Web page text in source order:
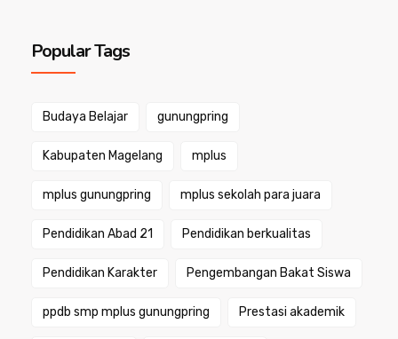
Popular Tags
Budaya Belajar gunungpring
Kabupaten Magelang mplus
mplus gunungpring mplus sekolah para juara
Pendidikan Abad 21 Pendidikan berkualitas
Pendidikan Karakter Pengembangan Bakat Siswa
ppdb smp mplus gunungpring Prestasi akademik